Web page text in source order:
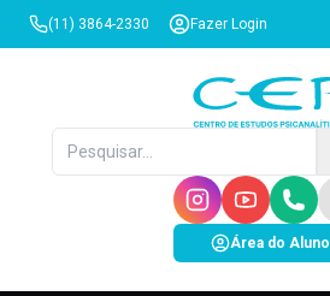
(11) 3864-2330 Fazer Login
Área do Aluno